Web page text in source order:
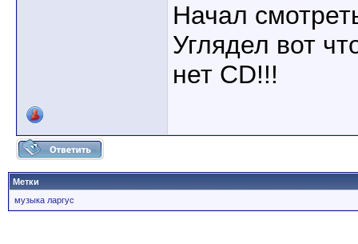
Начал
Углядел вот
нет CD!!!
Метки
музыка ларгус